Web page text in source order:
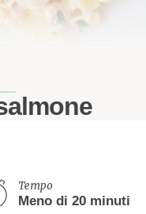
Tempo
Meno di 20 minuti